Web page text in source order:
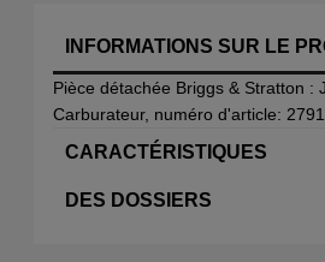
INFORMATIONS SUR LE
Pièce détachée Briggs & Stratton :
Carburateur, numéro d'article:
CARACTÉRISTIQUES
DES DOSSIERS